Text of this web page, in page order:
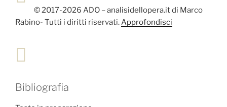
© 2017-2026 ADO – analisidellopera.it di Marco
Rabino- Tutti i diritti riservati.Approfondisci
Bibliografia